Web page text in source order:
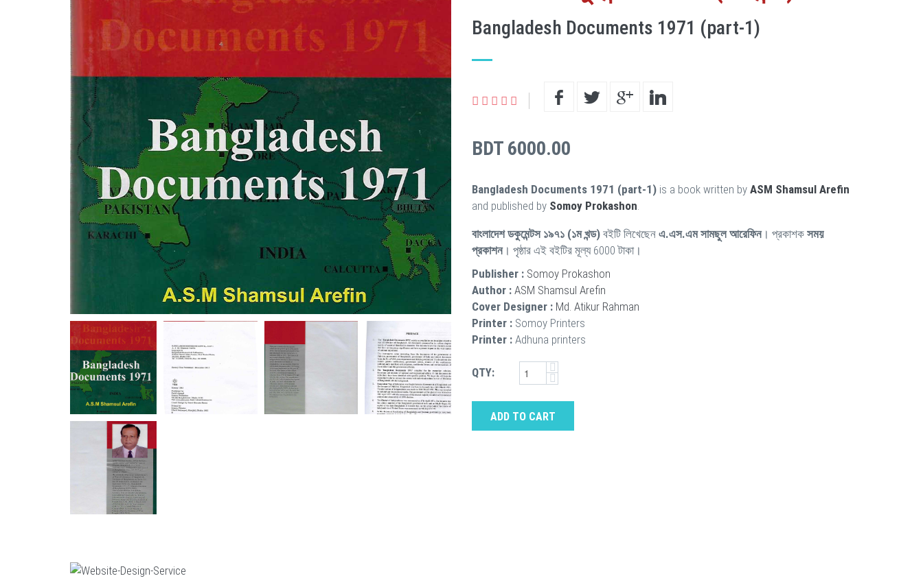
Bangladesh Documents 1971 (part-1)
BDT 6000.00
Bangladesh Documents 1971 (part-1) is a book written by ASM Shamsul Arefin
and published by Somoy Prokashon.
বাংলাদেশ ডকুমেন্টস ১৯৭১ (১ম খন্ড) বইটি লিখেছেন এ.এস.এম সামছুল আরেফিন। প্রকাশক সময়
প্রকাশন। পৃষ্ঠার এই বইটির মূল্য 6000 টাকা।
Publisher : Somoy Prokashon
Author : ASM Shamsul Arefin
Cover Designer : Md. Atikur Rahman
Printer : Somoy Printers
Printer : Adhuna printers
QTY:
ADD TO CART